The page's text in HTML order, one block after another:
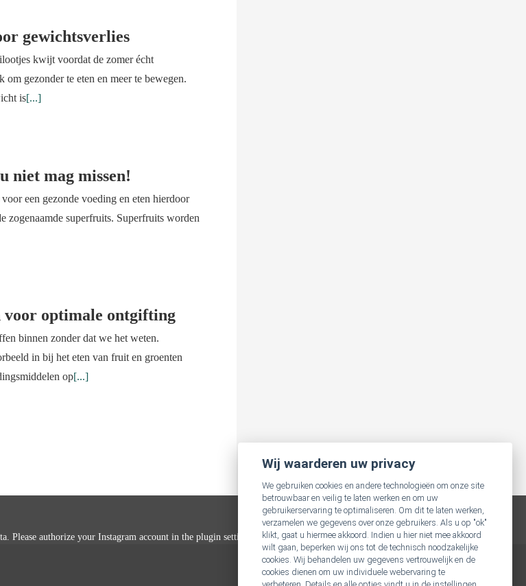
gewichtsverlies
kwijt voordat de zomer écht
gezonder te eten en meer te bewegen.
is[...]
niet mag missen!
voor een gezonde voeding en eten hierdoor
zogenaamde superfruits. Superfruits worden
voor optimale ontgifting
binnen zonder dat we het weten.
in bij het eten van fruit en groenten
op[...]
Please authorize your Instagram account in the plugin settings
Wij waarderen uw privacy
We gebruiken cookies en andere technologieën om onze site
betrouwbaar en veilig te laten werken en om uw
gebruikerservaring te optimaliseren. Om dit te laten werken,
verzamelen we gegevens over onze gebruikers. Als u op "ok"
klikt, gaat u hiermee akkoord. Indien u hier niet mee akkoord
wilt gaan, beperken wij ons tot de technisch noodzakelijke
cookies. Wij behandelen uw gegevens vertrouwelijk en de
cookies dienen om uw individuele webervaring te